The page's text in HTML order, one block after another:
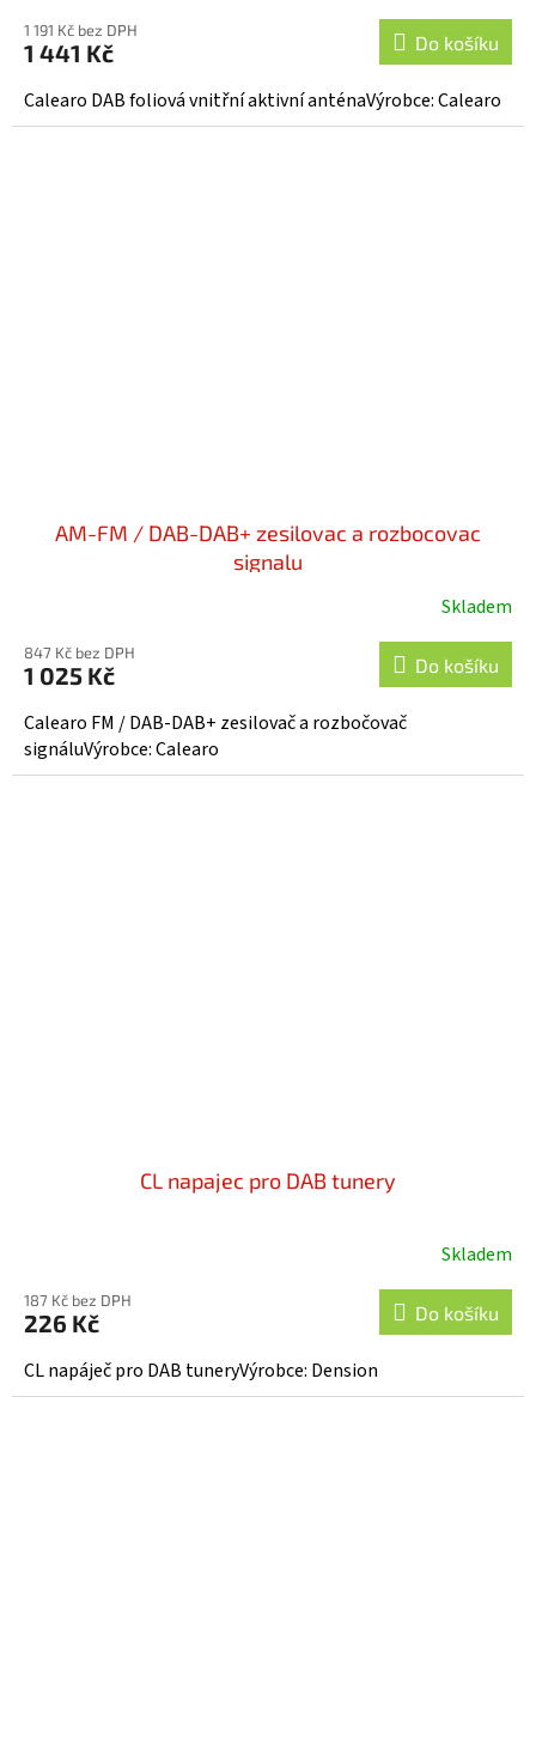
1 191 Kč bez DPH
1 441 Kč Do košíku
Calearo DAB foliová vnitřní aktivní anténaVýrobce: Calearo
AM-FM / DAB-DAB+ zesilovac a rozbocovac
signalu
produktu
je
4,8
z
5
Skladem
847 Kč bez DPH
1 025 Kč Do košíku
Calearo FM / DAB-DAB+ zesilovač a rozbočovač
signáluVýrobce: Calearo
CL napajec pro DAB tunery
Skladem
187 Kč bez DPH
226 Kč Do košíku
CL napáječ pro DAB tuneryVýrobce: Dension